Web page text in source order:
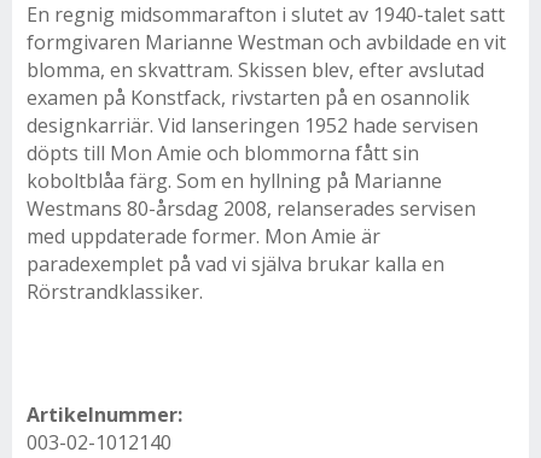
En regnig midsommarafton i slutet av 1940-talet satt
formgivaren Marianne Westman och avbildade en vit
blomma, en skvattram. Skissen blev, efter avslutad
examen på Konstfack, rivstarten på en osannolik
designkarriär. Vid lanseringen 1952 hade servisen
döpts till Mon Amie och blommorna fått sin
koboltblåa färg. Som en hyllning på Marianne
Westmans 80-årsdag 2008, relanserades servisen
med uppdaterade former. Mon Amie är
paradexemplet på vad vi själva brukar kalla en
Rörstrandklassiker.
Artikelnummer:
003-02-1012140